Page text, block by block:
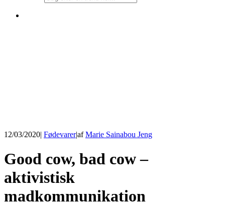
12/03/2020| Fødevarer|afMarie Sainabou Jeng
Good cow, bad cow –
aktivistisk
madkommunikation